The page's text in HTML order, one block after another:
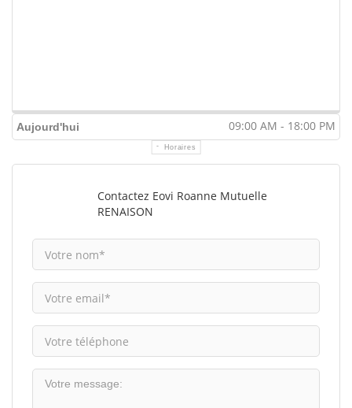
Aujourd'hui 09:00 AM - 18:00 PM
Horaires
Contactez Eovi Roanne Mutuelle
RENAISON